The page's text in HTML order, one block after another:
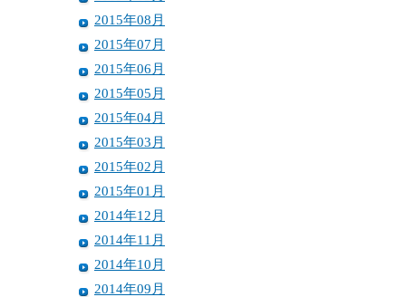
2015年08月
2015年07月
2015年06月
2015年05月
2015年04月
2015年03月
2015年02月
2015年01月
2014年12月
2014年11月
2014年10月
2014年09月